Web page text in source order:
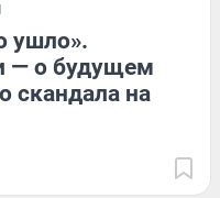
ушло».
— о будущем
скандала на